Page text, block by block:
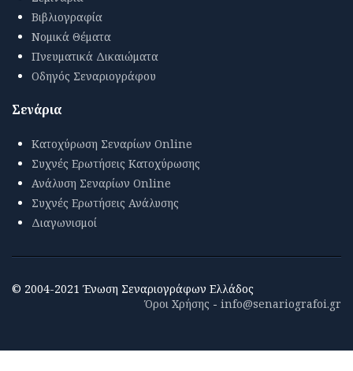
Βιβλιογραφία
Νομικά Θέματα
Πνευματικά Δικαιώματα
Οδηγός Σεναριογράφου
Σενάρια
Κατοχύρωση Σεναρίων Online
Συχνές Ερωτήσεις Κατοχύρωσης
Ανάλυση Σεναρίων Online
Συχνές Ερωτήσεις Ανάλυσης
Διαγωνισμοί
© 2004-2021 Ένωση Σεναριογράφων Ελλάδος
Όροι Χρήσης - info@senariografoi.gr